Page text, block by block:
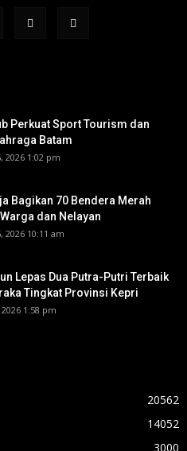
Perkuat Sport Tourism dan
Batam
2026 1:02 pm
Bagikan 70 Bendera Merah
dan Nelayan
2026 10:11 am
Lepas Dua Putra-Putri Terbaik
Tingkat Provinsi Kepri
1:58 pm
20562
14052
3000